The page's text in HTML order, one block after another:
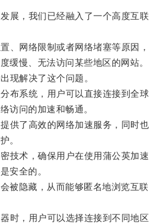
，我们已经融入了一个高度互联
网络限制或者网络堵塞等原因，
缓慢、无法访问某些地区的网站。
解决了这个问题。
系统，用户可以直接连接到全球
访问的加速和畅通。
了高效的网络加速服务，同时也
。
术，确保用户在使用蒲公英加速
安全的。
隐藏，从而能够匿名地浏览互联
，用户可以选择连接到不同地区